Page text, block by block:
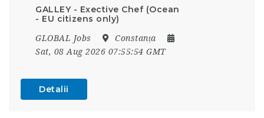
GALLEY - Exective Chef (Ocean
- EU citizens only)
GLOBAL Jobs
Constanța
Sat, 08 Aug 2026 07:55:54 GMT
Detalii